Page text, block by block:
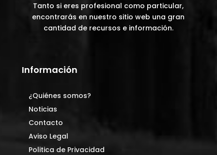
Tanto si eres profesional como particular,
encontrarás en nuestro sitio web una gran
cantidad de recursos e información.
Información
¿Quiénes somos?
Noticias
Contacto
Aviso Legal
Politica de Privacidad